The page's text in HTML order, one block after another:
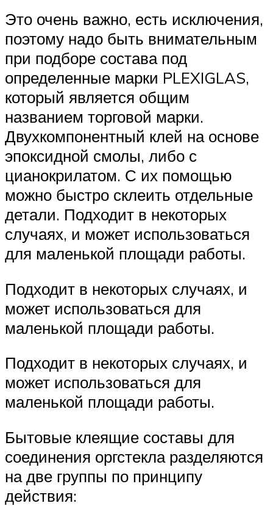
Это очень важно, есть исключения,
поэтому надо быть внимательным
при подборе состава под
определенные марки PLEXIGLAS,
который является общим
названием торговой марки.
Двухкомпонентный клей на основе
эпоксидной смолы, либо с
цианокрилатом. С их помощью
можно быстро склеить отдельные
детали. Подходит в некоторых
случаях, и может использоваться
для маленькой площади работы.
Подходит в некоторых случаях, и
может использоваться для
маленькой площади работы.
Подходит в некоторых случаях, и
может использоваться для
маленькой площади работы.
Бытовые клеящие составы для
соединения оргстекла разделяются
на две группы по принципу
действия: